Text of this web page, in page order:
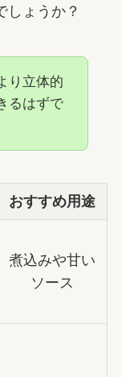
しょうか？
り立体的
るはずで
おすすめ用途
煮込みや甘い
ソース